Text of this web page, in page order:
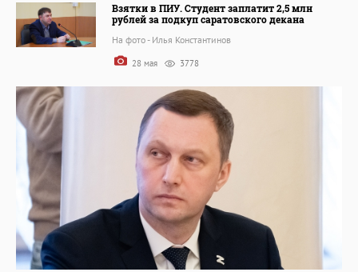
Взятки в ПИУ. Студент заплатит 2,5 млн
рублей за подкуп саратовского декана
На фото - Илья Константинов
28 мая 3778